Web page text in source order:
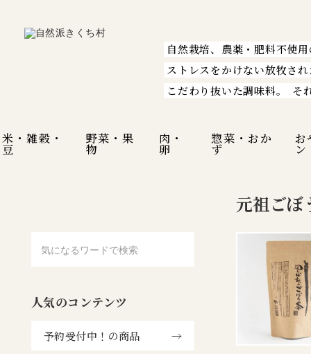
自然栽培、農薬・肥料不使
ストレスをかけない放牧さ
こだわり抜いた調味料。
そ
米・雑穀・
豆
野菜・果
物
肉・
卵
惣菜・おか
ず
お
ン
元祖ごぼ
人気のコンテンツ
予約受付中！の商品